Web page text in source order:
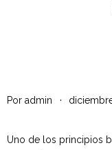
Por admin
Uno de los principios